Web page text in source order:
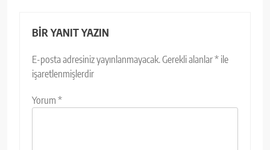
BIR YANIT YAZIN
E-posta adresiniz yayınlanmayacak.Gerekli alanlar* ile
işaretlenmişlerdir
Yorum *